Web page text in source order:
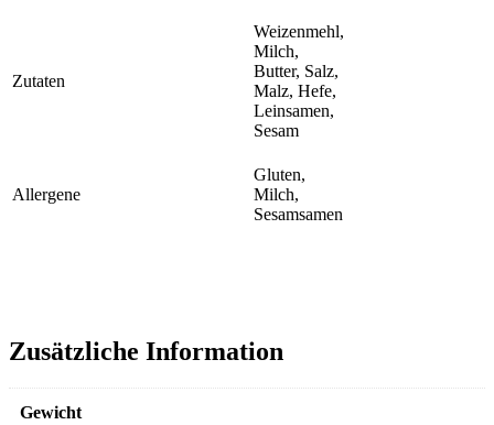
Zutaten
Weizenmehl,
Milch,
Butter, Salz,
Malz, Hefe,
Leinsamen,
Sesam
Allergene
Gluten,
Milch,
Sesamsamen
Zusätzliche Information
Gewicht